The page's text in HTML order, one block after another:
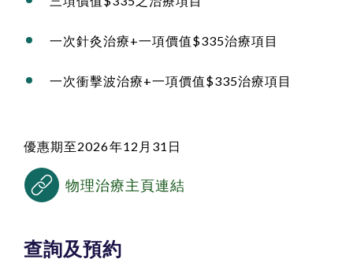
一次針灸治療+一項價值$335治療項目
一次衝擊波治療+一項價值$335治療項目
優惠期至2026年12月31日
物理治療主頁連結
查詢及預約